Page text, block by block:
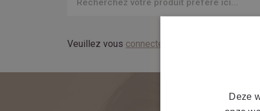
Veuillez vous connecter ici
Deze